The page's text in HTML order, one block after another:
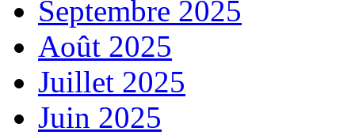
Septembre 2025
Août 2025
Juillet 2025
Juin 2025